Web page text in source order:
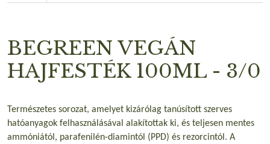
BEGREEN VEGÁN
HAJFESTÉK 100ML - 3/0
Természetes sorozat, amelyet kizárólag tanúsított szerves
hatóanyagok felhasználásával alakítottak ki, és teljesen mentes
ammóniától, parafenilén-diamintól (PPD) és rezorcintól. A